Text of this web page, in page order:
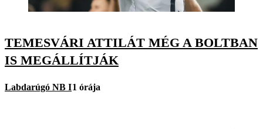
TEMESVÁRI ATTILÁT MÉG A BOLTBAN
IS MEGÁLLÍTJÁK
Labdarúgó NB I1 órája